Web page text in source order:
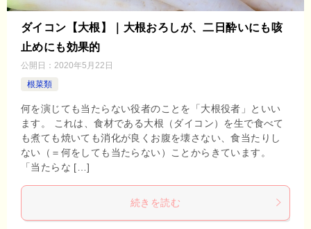
ダイコン【大根】｜大根おろしが、二日酔いにも咳
止めにも効果的
公開日： 2020年5月22日
根菜類
何を演じても当たらない役者のことを「大根役者」といい
ます。 これは、食材である大根（ダイコン）を生で食べて
も煮ても焼いても消化が良くお腹を壊さない、食当たりし
ない（＝何をしても当たらない）ことからきています。
「当たらな […]
続きを読む